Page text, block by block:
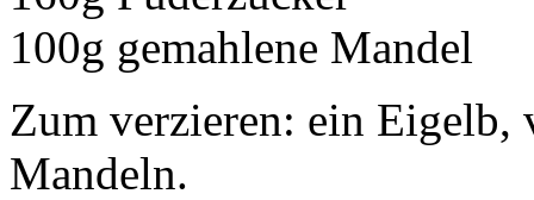
100g gemahlene Mandel
Zum verzieren: ein Eigelb,
Mandeln.